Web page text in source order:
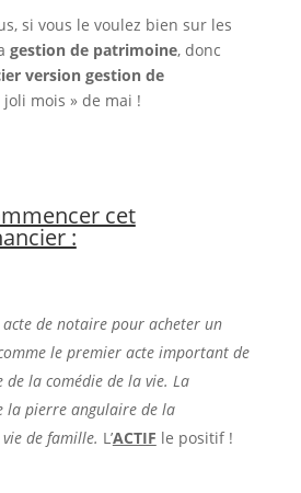
si vous le voulez bien sur les
gestion de patrimoine, donc
version gestion de
mois » de mai !
cet
:
acte de notaire pour acheter un
le premier acte important de
la comédie de la vie. La
la pierre angulaire de la
de famille. L’ACTIF le positif !